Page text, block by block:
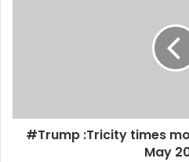
#Trump :Tricity times
May